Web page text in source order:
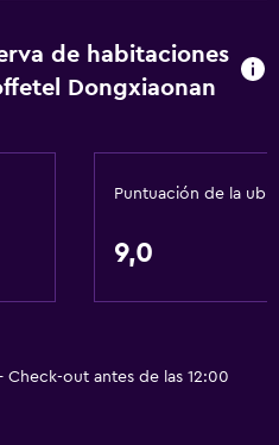
de habitaciones
Dongxiaonan
Puntuación de la
9,0
out antes de las 12:00